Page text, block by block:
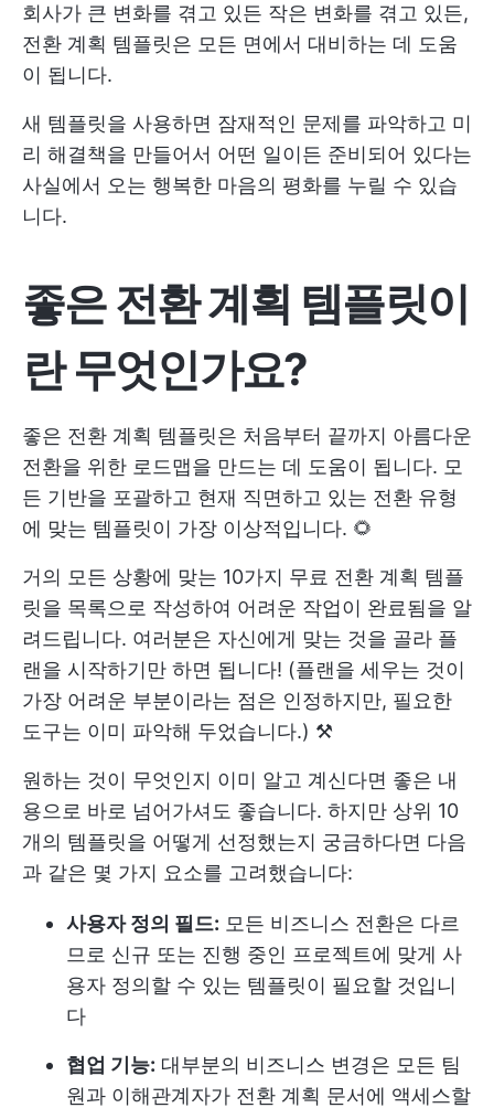
회사가 큰 변화를 겪고 있든 작은 변화를 겪고 있든,
전환 계획 템플릿은 모든 면에서 대비하는 데 도움
이 됩니다.
새 템플릿을 사용하면 잠재적인 문제를 파악하고 미
리 해결책을 만들어서 어떤 일이든 준비되어 있다는
사실에서 오는 행복한 마음의 평화를 누릴 수 있습
니다.
좋은 전환 계획 템플릿이
란 무엇인가요?
좋은 전환 계획 템플릿은 처음부터 끝까지 아름다운
전환을 위한 로드맵을 만드는 데 도움이 됩니다. 모
든 기반을 포괄하고 현재 직면하고 있는 전환 유형
에 맞는 템플릿이 가장 이상적입니다. 🌻
거의 모든 상황에 맞는 10가지 무료 전환 계획 템플
릿을 목록으로 작성하여 어려운 작업이 완료됨을 알
려드립니다. 여러분은 자신에게 맞는 것을 골라 플
랜을 시작하기만 하면 됩니다! (플랜을 세우는 것이
가장 어려운 부분이라는 점은 인정하지만, 필요한
도구는 이미 파악해 두었습니다.) ⚒️
원하는 것이 무엇인지 이미 알고 계신다면 좋은 내
용으로 바로 넘어가셔도 좋습니다. 하지만 상위 10
개의 템플릿을 어떻게 선정했는지 궁금하다면 다음
과 같은 몇 가지 요소를 고려했습니다:
사용자 정의 필드: 모든 비즈니스 전환은 다르
므로 신규 또는 진행 중인 프로젝트에 맞게 사
용자 정의할 수 있는 템플릿이 필요할 것입니
다
협업 기능: 대부분의 비즈니스 변경은 모든 팀
원과 이해관계자가 전환 계획 문서에 액세스할